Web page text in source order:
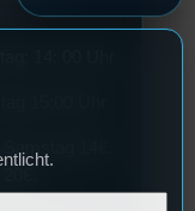
15:00 Uhr